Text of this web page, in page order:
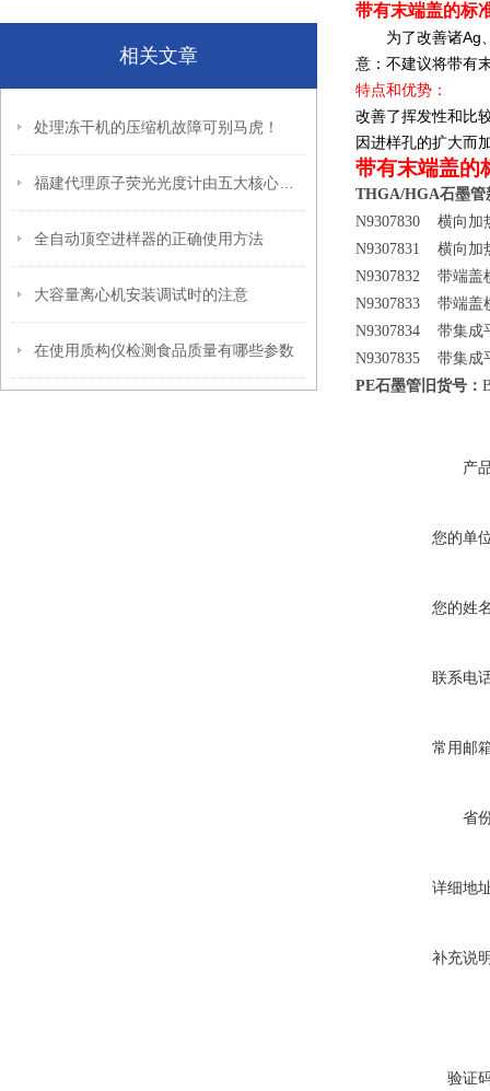
相关文章
处理冻干机的压缩机故障可别马虎！
全自动顶空进样器的正确使用方法
大容量离心机安装调试时的注意
在使用质构仪检测食品质量有哪些参数
带有末端盖的标
为了改善诸Ag、
意：不建议将带有
特点和优势：
改善了挥发性和比
因进样孔的扩大而
带有末端盖的
THGA/HGA石墨管
N9307830 横向加
N9307831 横向加
N9307832 带端盖
N9307833 带端盖
N9307834 带集成
N9307835 带集成
PE石墨管旧货号：
产
您的单
您的姓
联系电
常用邮
省
详细地
补充说
验证